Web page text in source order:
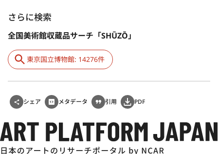
さらに検索
全国美術館収蔵品サーチ「SHŪZŌ」
東京国立博物館: 14276件
シェア メタデータ 引用 PDF